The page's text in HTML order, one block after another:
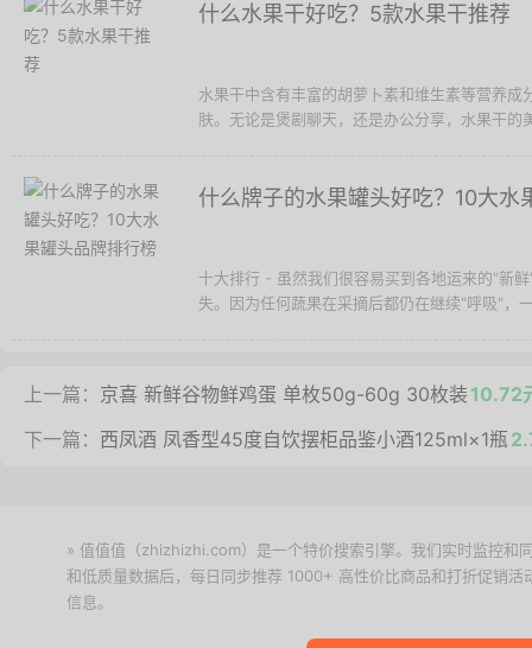
什么水果干好吃？5款水果干推荐
水果干中含有丰富的胡萝卜素和维生素等营养
肤。无论是煲剧聊天，还是办公分享，水果干
什么牌子的水果罐头好吃？10大水
十大排行 - 虽然我们很容易买到各地运来的"新
失。因为任何蔬果在采摘后都仍在继续"呼吸"，
上一篇： 京喜 新鲜谷物鲜鸡蛋 单枚50g-60g 30枚装 10.72
下一篇： 西凤酒 凤香型45度自饮摆柜品鉴小酒125ml×1瓶
» 值值值（zhizhizhi.com）是一个特价搜索引擎。我们实时监控和
和低质量数据后，每日同步推荐 1000+ 高性价比商品和打折促销
信息。